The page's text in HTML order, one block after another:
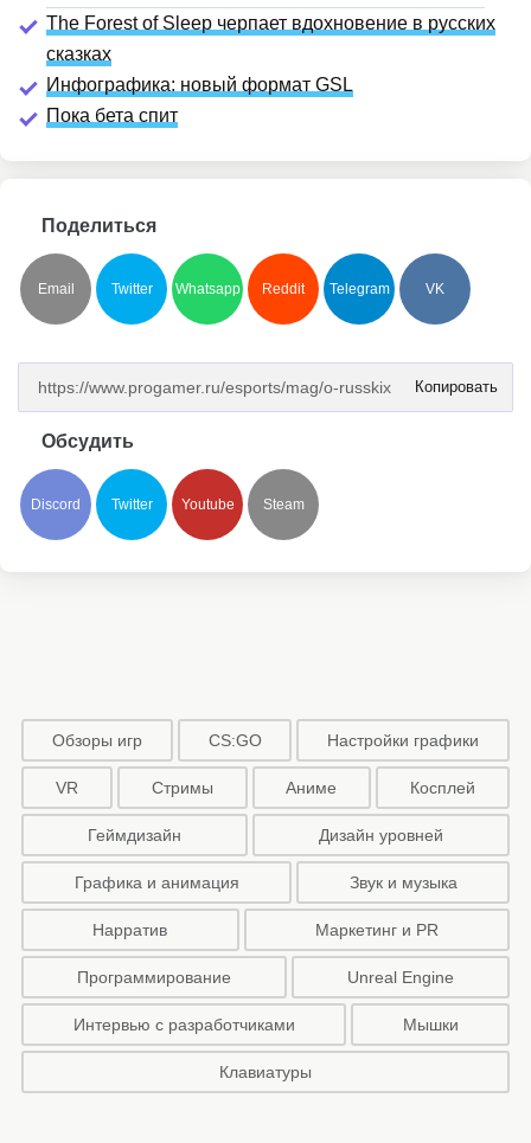
The Forest of Sleep черпает вдохновение в русских
сказках
Инфографика: новый формат GSL
Пока бета спит
Поделиться
Email Twitter Whatsapp Reddit Telegram VK
Копировать
Обсудить
Discord Twitter Youtube Steam
Обзоры игр CS:GO Настройки графики
VR Стримы Аниме Косплей
Геймдизайн Дизайн уровней
Графика и анимация Звук и музыка
Нарратив Маркетинг и PR
Программирование Unreal Engine
Интервью с разработчиками Мышки
Клавиатуры